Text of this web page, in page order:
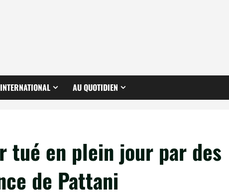
INTERNATIONAL AU QUOTIDIEN
tué en plein jour par des
de Pattani